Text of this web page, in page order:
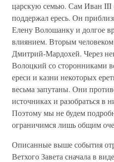
царскую семью. Сам Иван
поддержал ересь. Он
Елену Волошанку и долгое
влиянием. Вторым человеком
Дмитрий-Мардохей. Через
Волоцкий со сторонниками
ереси и казни некоторых
весьма запутаны. Они
источниках и разобраться в
Поэтому мы не будем
ограничимся лишь общим
Описанные выше события
Ветхого Завета сначала в